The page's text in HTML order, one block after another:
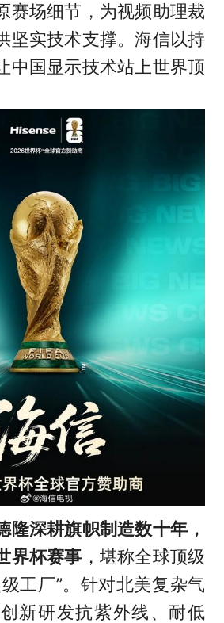
赛场细节，为视频助理裁
坚实技术支撑。海信以持
中国显示技术站上世界顶
隆深耕旗帜制造数十年，
界杯赛事 ，堪称全球顶级
工厂”。针对北美复杂气
新研发抗紫外线、耐低